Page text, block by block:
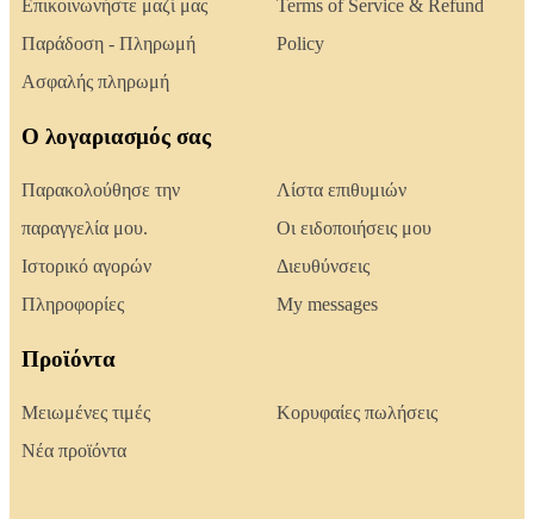
Επικοινωνήστε μαζί μας
Παράδοση - Πληρωμή
Ασφαλής πληρωμή
Terms of Service & Refund
Policy
Ο λογαριασμός σας
Παρακολούθησε την
παραγγελία μου.
Ιστορικό αγορών
Πληροφορίες
Λίστα επιθυμιών
Οι ειδοποιήσεις μου
Διευθύνσεις
My messages
Προϊόντα
Μειωμένες τιμές
Νέα προϊόντα
Κορυφαίες πωλήσεις